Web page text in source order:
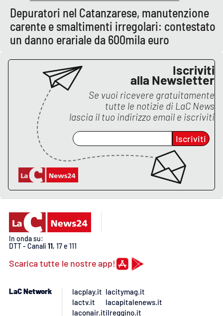
Reggio Calabria
Cosenza
Lamezia Terme
PROGETTI
SPECIALI
Buona Sanità Calabria
CALABRIAVISIONE
Destinazioni
Food
LAC
NETWORK
Depuratori nel Catanzarese, manutenzione
carente e smaltimenti irregolari: contestato
un danno erariale da 600mila euro
Iscriviti
alla Newsletter
Se vuoi ricevere gratuitamente
tutte le notizie di LaC News
lascia il tuo indirizzo email e iscriviti
Iscriviti
In onda su:
DTT - Canali 11, 17 e 111
Scarica tutte le nostre app!
LaC Network
lacplay.it
lactv.it
laconair.it
lacitymag.it
lacapitalenews.it
ilreggino.it